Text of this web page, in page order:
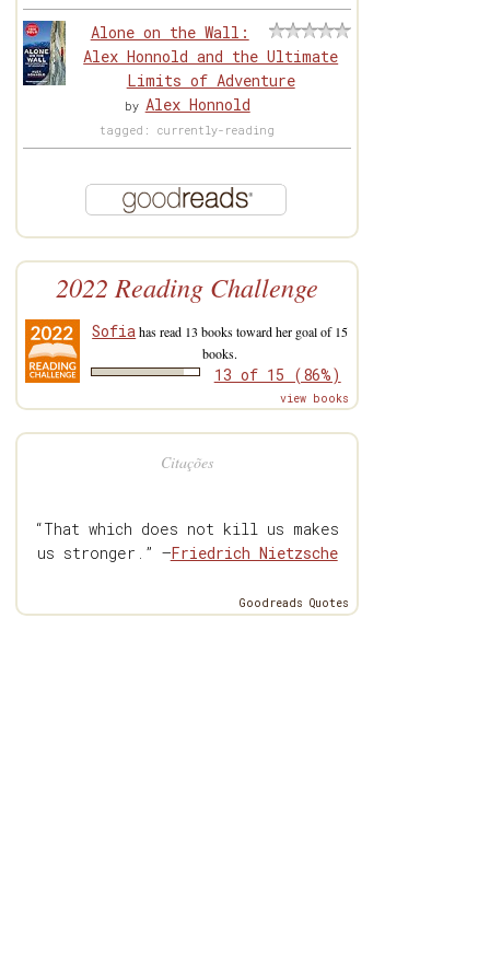
Alone on the Wall:
Alex Honnold and the Ultimate
Limits of Adventure
by Alex Honnold
tagged: currently-reading
2022 Reading Challenge
Sofiahas read 13 books toward her goal of 15
books.
13 of 15 (86%)
view books
Citações
“That which does not kill us makes
us stronger.” —Friedrich Nietzsche
Goodreads Quotes